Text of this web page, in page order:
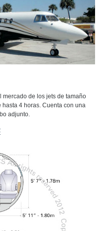
mercado de los jets de tamaño
4 horas. Cuenta con una
adjunto.